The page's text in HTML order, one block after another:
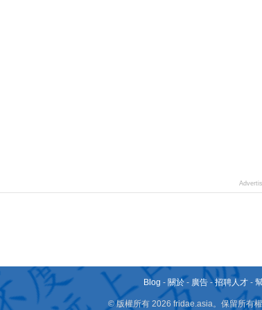
Blog - 關於 - 廣告 -招聘人才 -
© 版權所有 2026 fridae.asia。保留所有